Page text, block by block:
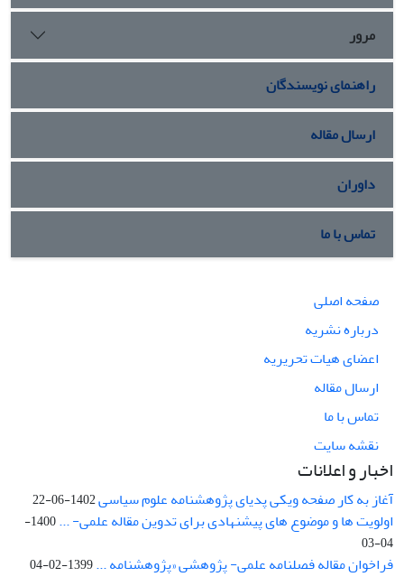
مرور
راهنمای نویسندگان
ارسال مقاله
داوران
تماس با ما
صفحه اصلی
درباره نشریه
اعضای هیات تحریریه
ارسال مقاله
تماس با ما
نقشه سایت
اخبار و اعلانات
آغاز به کار صفحه ویکی پدیای پژوهشنامه علوم سیاسی1402-06-22
اولویت ها و موضوع های پیشنهادی برای تدوین مقاله علمی- ...
1400-
04-03
فراخوان مقاله فصلنامه علمی- پژوهشی «پژوهشنامه ...1399-02-04